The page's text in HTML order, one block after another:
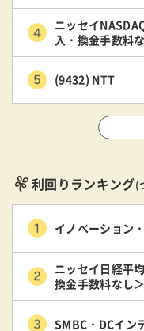
ニッセイ
入・換金手数料
(9432) NTT
利回りランキング(
イノベーション
ニッセイ日経平
換金手数料なし＞
SMBC・DCイン